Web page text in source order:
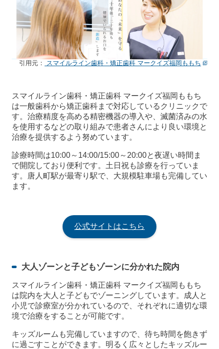
引用元： スマイルライン歯科・矯正歯科 マークイズ福岡ももち
スマイルライン歯科・矯正歯科 マークイズ福岡ももち
は一般歯科から矯正歯科まで対応しているクリニックで
す。治療精度を高める精密機器の導入や、滅菌済みの水
を使用するなどの取り組みで患者さんにより良い環境と
治療を提供するよう努めています。
診療時間は10:00～14:00/15:00～20:00と夜遅い時間ま
で開院しており便利です。土日祝も診療を行っていま
す。唐人町駅が最寄り駅で、大規模駐車場も完備してい
ます。
公式サイトはこちら
大人ゾーンと子どもゾーンに分かれた院内
スマイルライン歯科・矯正歯科 マークイズ福岡ももち
は院内を大人と子どもでゾーニングしています。成人と
小児で診療室が分かれているので、それぞれに適切な環
境で治療をすることが可能です。
キッズルームも完備していますので、待ち時間を飽きず
に過ごすことができます。明るく広々としたキッズルー